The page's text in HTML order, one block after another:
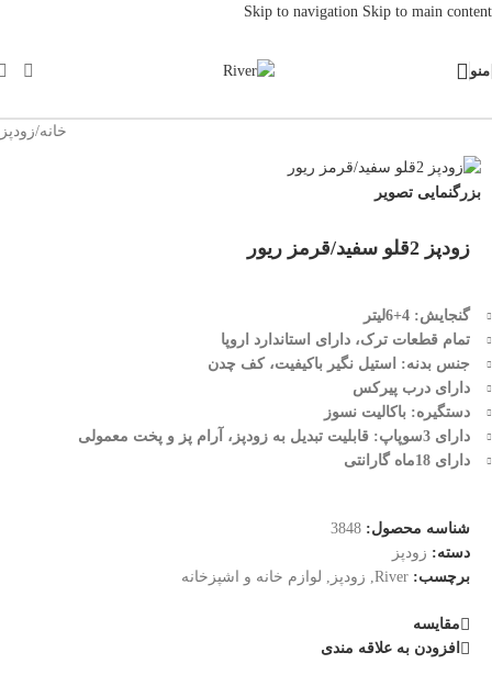
Skip to navigation Skip to main content
منو
خانه/زودپز
بزرگنمایی تصویر
زودپز 2قلو سفید/قرمز ریور
گنجایش: 4+6لیتر
تمام قطعات ترک، دارای استاندارد اروپا
جنس بدنه: استیل نگیر باکیفیت، کف چدن
دارای درب پیرکس
دستگیره: باکالیت نسوز
دارای 3سوپاپ: قابلیت تبدیل به زودپز، آرام پز و پخت معمولی
دارای 18ماه گارانتی
شناسه محصول: 3848
دسته: زودپز
برچسب: River زودپز لوازم خانه و اشپزخانه
مقایسه
افزودن به علاقه مندی